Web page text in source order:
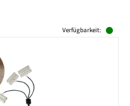
Verfügbarkeit: